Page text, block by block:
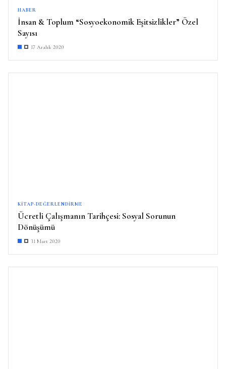
HABER
İnsan & Toplum “Sosyoekonomik Eşitsizlikler” Özel
Sayısı
17 Aralık 2020
KITAP-DEĞERLENDIRME
Ücretli Çalışmanın Tarihçesi: Sosyal Sorunun
Dönüşümü
31 Mart 2020